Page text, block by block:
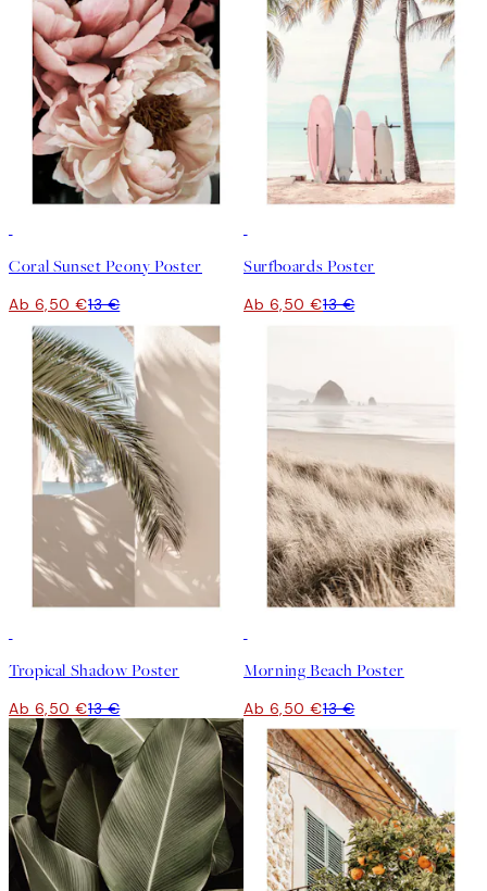
Coral Sunset Peony Poster
Ab 6,50 €13 €
Surfboards Poster
Ab 6,50 €13 €
Tropical Shadow Poster
Ab 6,50 €13 €
Morning Beach Poster
Ab 6,50 €13 €